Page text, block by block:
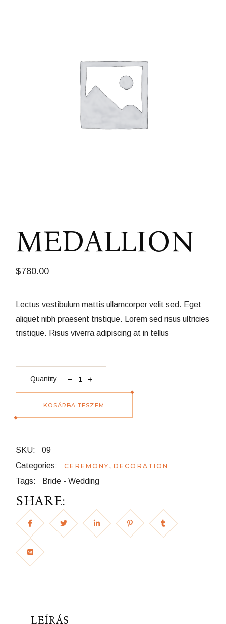
MEDALLION
$780.00
Lectus vestibulum mattis ullamcorper velit sed. Eget
aliquet nibh praesent tristique. Lorem sed risus ultricies
tristique. Risus viverra adipiscing at in tellus
Quantity
Medallion quantity
KOSÁRBA TESZEM
SKU:
09
Categories:
CEREMONY ,DECORATION
Tags: Bride -Wedding
SHARE:
LEÍRÁS